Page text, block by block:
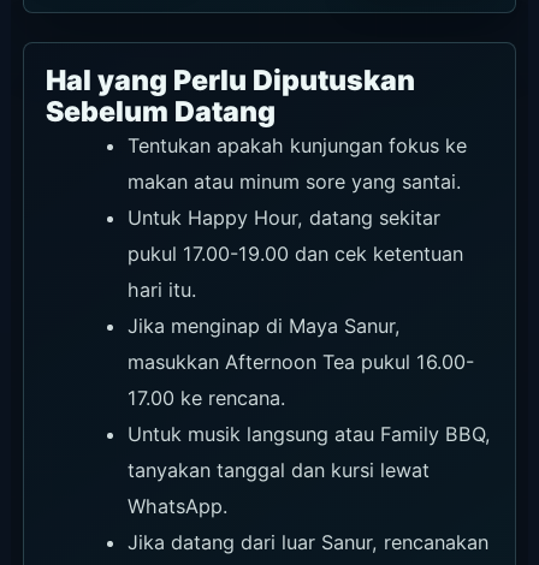
Hal yang Perlu Diputuskan
Sebelum Datang
Tentukan apakah kunjungan fokus ke
makan atau minum sore yang santai.
Untuk Happy Hour, datang sekitar
pukul 17.00-19.00 dan cek ketentuan
hari itu.
Jika menginap di Maya Sanur,
masukkan Afternoon Tea pukul 16.00-
17.00 ke rencana.
Untuk musik langsung atau Family BBQ,
tanyakan tanggal dan kursi lewat
WhatsApp.
Jika datang dari luar Sanur, rencanakan